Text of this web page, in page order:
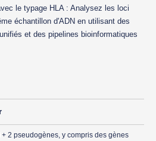
le typage HLA : Analysez les loci
échantillon d'ADN en utilisant des
et des pipelines bioinformatiques
+ 2 pseudogènes, y compris des gènes